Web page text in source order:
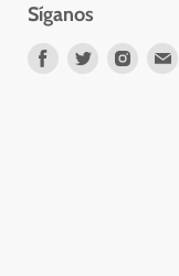
Síganos
Encuéntrenos